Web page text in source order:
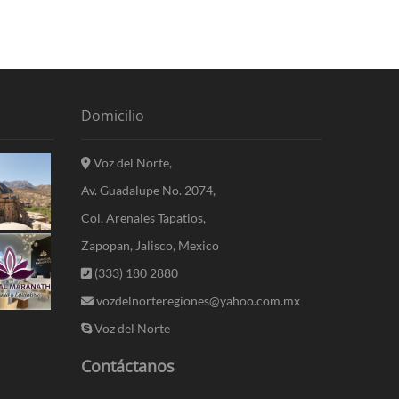
Domicilio
Voz del Norte,
Av. Guadalupe No. 2074,
Col. Arenales Tapatios,
Zapopan, Jalisco, Mexico
(333) 180 2880
vozdelnorteregiones@yahoo.com.mx
Voz del Norte
Contáctanos